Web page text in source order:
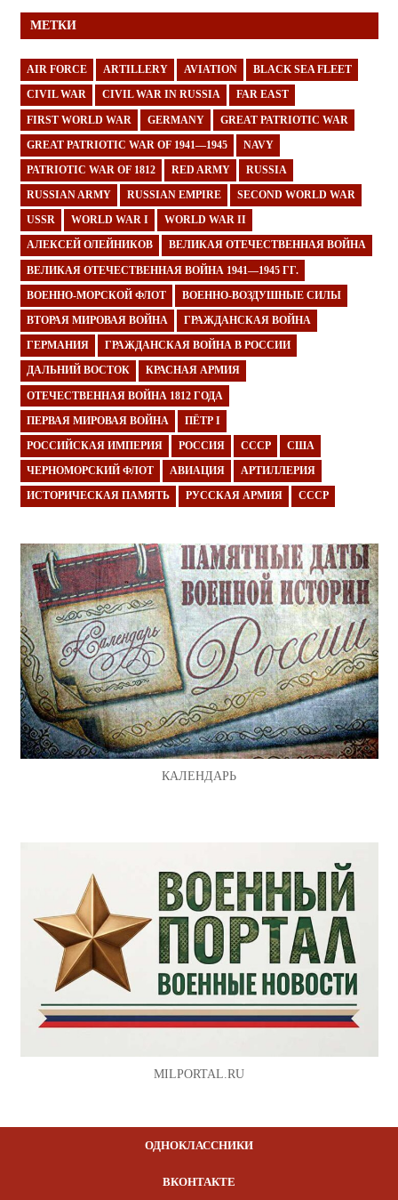
МЕТКИ
AIR FORCE ARTILLERY AVIATION BLACK SEA FLEET
CIVIL WAR CIVIL WAR IN RUSSIA FAR EAST
FIRST WORLD WAR GERMANY GREAT PATRIOTIC WAR
GREAT PATRIOTIC WAR OF 1941—1945 NAVY
PATRIOTIC WAR OF 1812 RED ARMY RUSSIA
RUSSIAN ARMY RUSSIAN EMPIRE SECOND WORLD WAR
USSR WORLD WAR I WORLD WAR II
АЛЕКСЕЙ ОЛЕЙНИКОВ ВЕЛИКАЯ ОТЕЧЕСТВЕННАЯ ВОЙНА
ВЕЛИКАЯ ОТЕЧЕСТВЕННАЯ ВОЙНА 1941—1945 ГГ.
ВОЕННО-МОРСКОЙ ФЛОТ ВОЕННО-ВОЗДУШНЫЕ СИЛЫ
ВТОРАЯ МИРОВАЯ ВОЙНА ГРАЖДАНСКАЯ ВОЙНА
ГЕРМАНИЯ ГРАЖДАНСКАЯ ВОЙНА В РОССИИ
ДАЛЬНИЙ ВОСТОК КРАСНАЯ АРМИЯ
ОТЕЧЕСТВЕННАЯ ВОЙНА 1812 ГОДА
ПЕРВАЯ МИРОВАЯ ВОЙНА ПЁТР I
РОССИЙСКАЯ ИМПЕРИЯ РОССИЯ СССР США
ЧЕРНОМОРСКИЙ ФЛОТ АВИАЦИЯ АРТИЛЛЕРИЯ
ИСТОРИЧЕСКАЯ ПАМЯТЬ РУССКАЯ АРМИЯ СССР
КАЛЕНДАРЬ
MILPORTAL.RU
ОДНОКЛАССНИКИ
ВКОНТАКТЕ